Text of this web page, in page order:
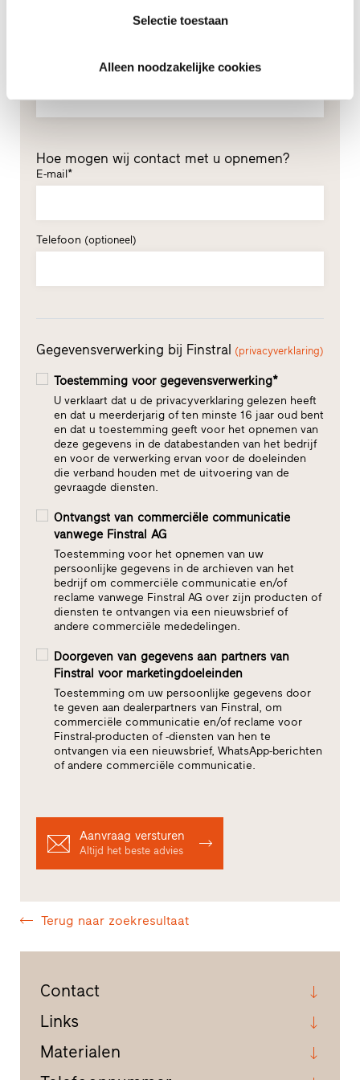
Selectie toestaan
Alleen noodzakelijke cookies
Achternaam*
Hoe mogen wij contact met u opnemen?
E-mail*
Telefoon (optioneel)
Gegevensverwerking bij Finstral (privacyverklaring)
Toestemming voor gegevensverwerking*
U verklaart dat u de privacyverklaring gelezen heeft
en dat u meerderjarig of ten minste 16 jaar oud bent
en dat u toestemming geeft voor het opnemen van
deze gegevens in de databestanden van het bedrijf
en voor de verwerking ervan voor de doeleinden
die verband houden met de uitvoering van de
gevraagde diensten.
Ontvangst van commerciële communicatie
vanwege Finstral AG
Toestemming voor het opnemen van uw
persoonlijke gegevens in de archieven van het
bedrijf om commerciële communicatie en/of
reclame vanwege Finstral AG over zijn producten of
diensten te ontvangen via een nieuwsbrief of
andere commerciële mededelingen.
Doorgeven van gegevens aan partners van
Finstral voor marketingdoeleinden
Toestemming om uw persoonlijke gegevens door
te geven aan dealerpartners van Finstral, om
commerciële communicatie en/of reclame voor
Finstral-producten of -diensten van hen te
ontvangen via een nieuwsbrief, WhatsApp-berichten
of andere commerciële communicatie.
Aanvraag versturen
Altijd het beste advies
Terug naar zoekresultaat
Contact
Links
Materialen